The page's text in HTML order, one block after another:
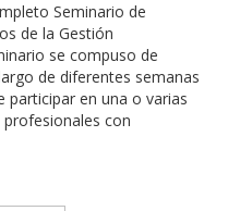
Seminario de
de la Gestión
se compuso de
de diferentes semanas
participar en una o varias
con